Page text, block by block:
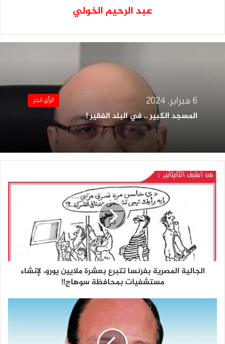
عبد الرحيم الخولي
الرأي الحر 6 فبراير، 2024
المسجد الكبير .. في البلد الفقير !
الجالية
ملايين
يورو،
مستشفيات
بمحافظة
سوهاج!!
الجالية المصرية بفرنسا تتبرع بعشرة ملايين يورو، لإنشاء
مستشفيات بمحافظة سوهاج!!
الرئيس
الموعود
..